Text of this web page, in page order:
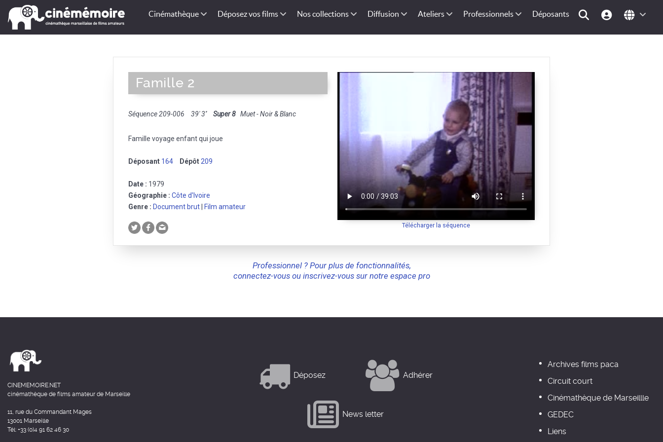
Cinémathèque Déposez vos films Nos collections Diffusion Ateliers Professionnels Déposants
Télécharger la séquence
Famille 2
Séquence 209-006 39' 3'' Super 8 Muet - Noir & Blanc
Famille voyage enfant qui joue
Déposant 164 Dépôt 209
Date : 1979
Géographie : Côte d'Ivoire
Genre : Document brut Film amateur
Professionnel ? Pour plus de fonctionnalités,
connectez-vous ou inscrivez-vous sur notre espace pro
CINEMEMOIRE.NET
cinémathèque de films amateur de Marseille
11, rue du Commandant Mages
13001 Marseille
Tél: +33 (0)4 91 62 46 30
Déposez Adhérer
News letter
Archives films paca
Circuit court
Cinémathèque de Marseillle
GEDEC
Liens